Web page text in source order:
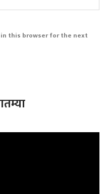
in this browser for the next